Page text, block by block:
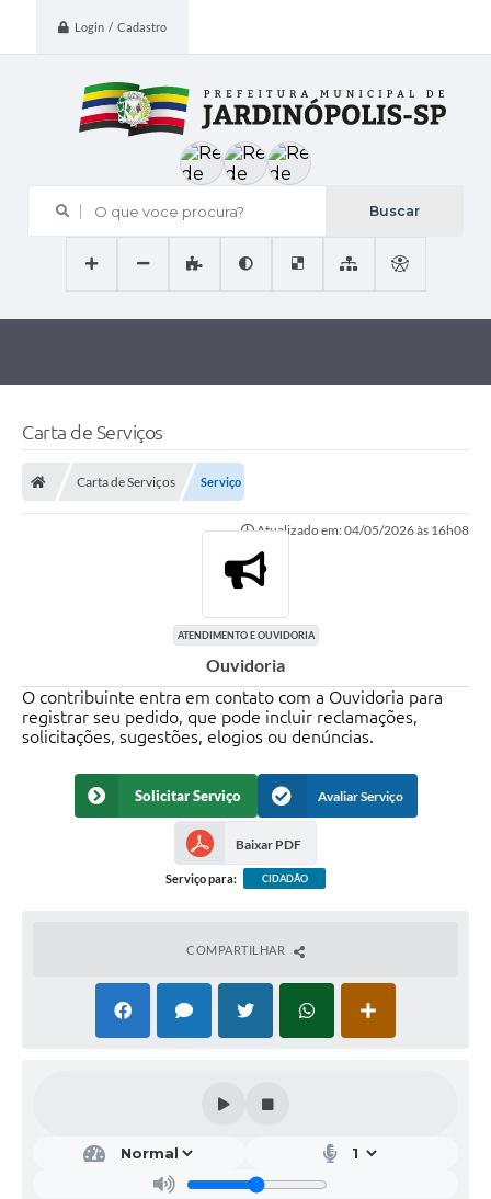
Login / Cadastro
O que voce procura?
Carta de Serviços
Carta de Serviços Serviço
Atualizado em: 04/05/2026 às 16h08
ATENDIMENTO E OUVIDORIA
Ouvidoria
O contribuinte entra em contato com a Ouvidoria para
registrar seu pedido, que pode incluir reclamações,
solicitações, sugestões, elogios ou denúncias.
Solicitar Serviço Avaliar Serviço
Baixar PDF
Serviço para: CIDADÃO
COMPARTILHAR